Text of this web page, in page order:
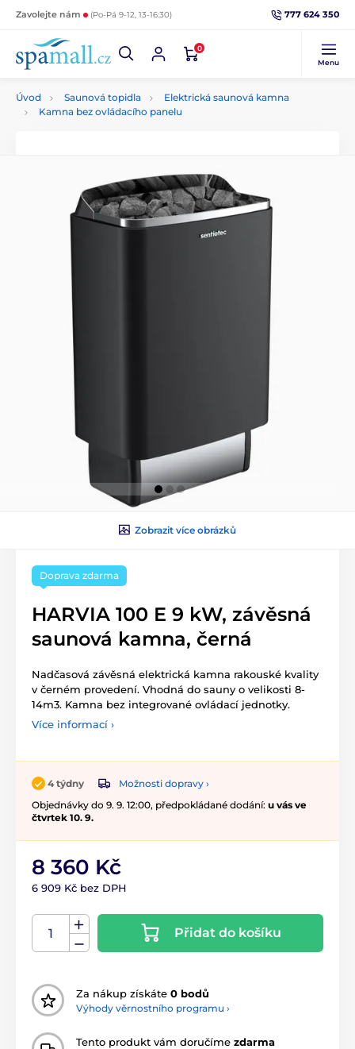
Zavolejte nám (Po-Pá 9-12, 13-16:30) 777 624 350
0
Menu
Úvod Saunová topidla
Elektrická saunová kamna
Kamna bez ovládacího panelu
Zobrazit více obrázků
Doprava zdarma
HARVIA 100 E 9 kW, závěsná
saunová kamna, černá
Nadčasová závěsná elektrická kamna rakouské kvality
v černém provedení. Vhodná do sauny o velikosti 8-
14m3. Kamna bez integrované ovládací jednotky.
Více informací ›
4 týdny
Možnosti dopravy ›
Objednávky do 9. 9. 12:00, předpokládané dodání: u vás ve
čtvrtek 10. 9.
8 360 Kč
6 909 Kč bez DPH
Přidat do košíku
Za nákup získáte 0 bodů
Výhody věrnostního programu ›
Tento produkt vám doručíme zdarma